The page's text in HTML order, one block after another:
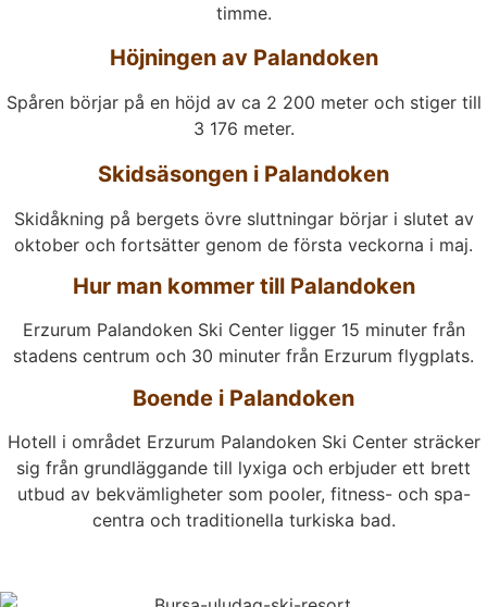
timme.
Höjningen av Palandoken
Spåren börjar på en höjd av ca 2 200 meter och stiger till
3 176 meter.
Skidsäsongen i Palandoken
Skidåkning på bergets övre sluttningar börjar i slutet av
oktober och fortsätter genom de första veckorna i maj.
Hur man kommer till Palandoken
Erzurum Palandoken Ski Center ligger 15 minuter från
stadens centrum och 30 minuter från Erzurum flygplats.
Boende i Palandoken
Hotell i området Erzurum Palandoken Ski Center sträcker
sig från grundläggande till lyxiga och erbjuder ett brett
utbud av bekvämligheter som pooler, fitness- och spa-
centra och traditionella turkiska bad.